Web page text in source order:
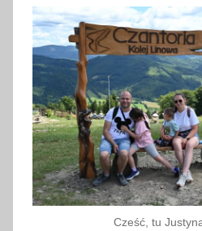
1
6
Cześć, tu